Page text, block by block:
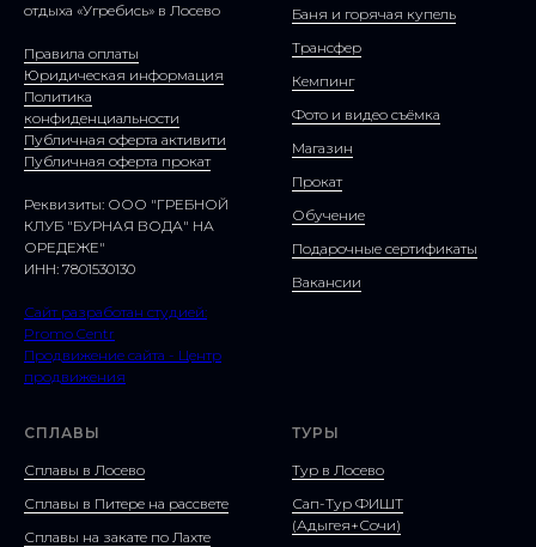
отдыха «Угребись» в Лосево
Правила оплаты
Юридическая информация
Политика
конфиденциальности
Публичная оферта активити
Публичная оферта прокат
Реквизиты: ООО "ГРЕБНОЙ
КЛУБ "БУРНАЯ ВОДА" НА
ОРЕДЕЖЕ"
ИНН: 7801530130
Сайт разработан студией:
Promo Centr
Продвижение сайта - Центр
продвижения
Баня и горячая купель
Трансфер
Кемпинг
Фото и видео съёмка
Магазин
Прокат
Обучение
Подарочные сертификаты
Вакансии
СПЛАВЫ
Сплавы в Лосево
Сплавы в Питере на рассвете
Сплавы на закате по Лахте
ТУРЫ
Тур в Лосево
Сап-Тур ФИШТ
(Адыгея+Сочи)